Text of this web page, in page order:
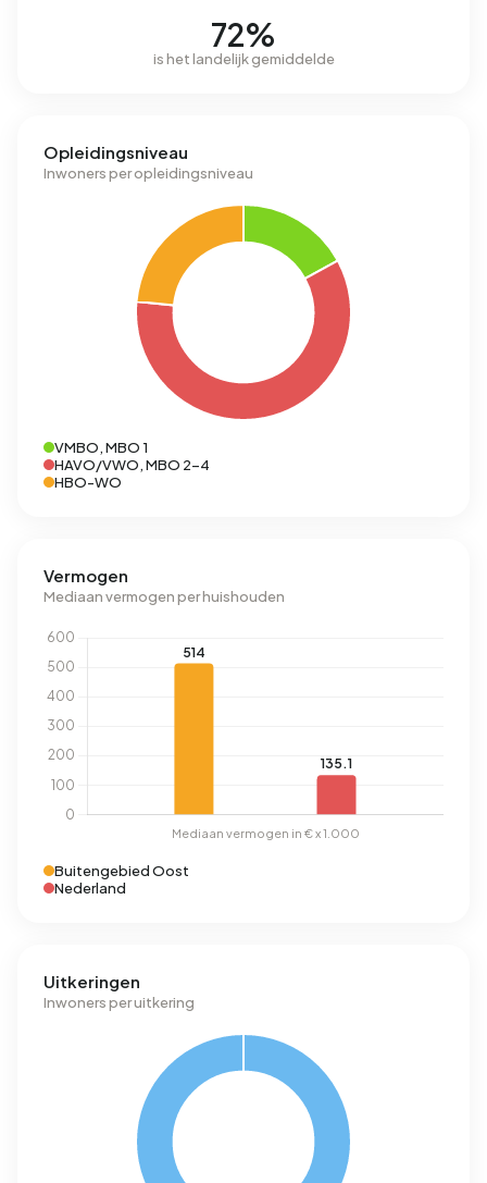
72%
is het landelijk gemiddelde
Opleidingsniveau
Inwoners per opleidingsniveau
VMBO, MBO 1
HAVO/VWO, MBO 2-4
HBO-WO
Vermogen
Mediaan vermogen per huishouden
Buitengebied Oost
Nederland
Uitkeringen
Inwoners per uitkering